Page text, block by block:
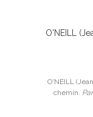
O'NEILL
O'NEILL
chemin.